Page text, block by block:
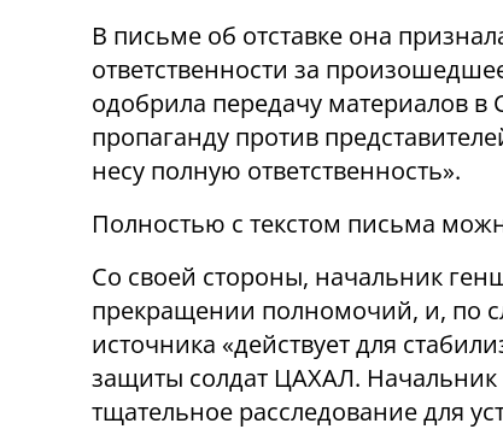
В письме об отставке она
ответственности за
одобрила передачу материалов
пропаганду против
несу полную ответственность».
Полностью с текстом письма
Со своей стороны, начальник
прекращении полномочий, и, по
источника «действует для
защиты солдат ЦАХАЛ. Начальник
тщательное расследование для